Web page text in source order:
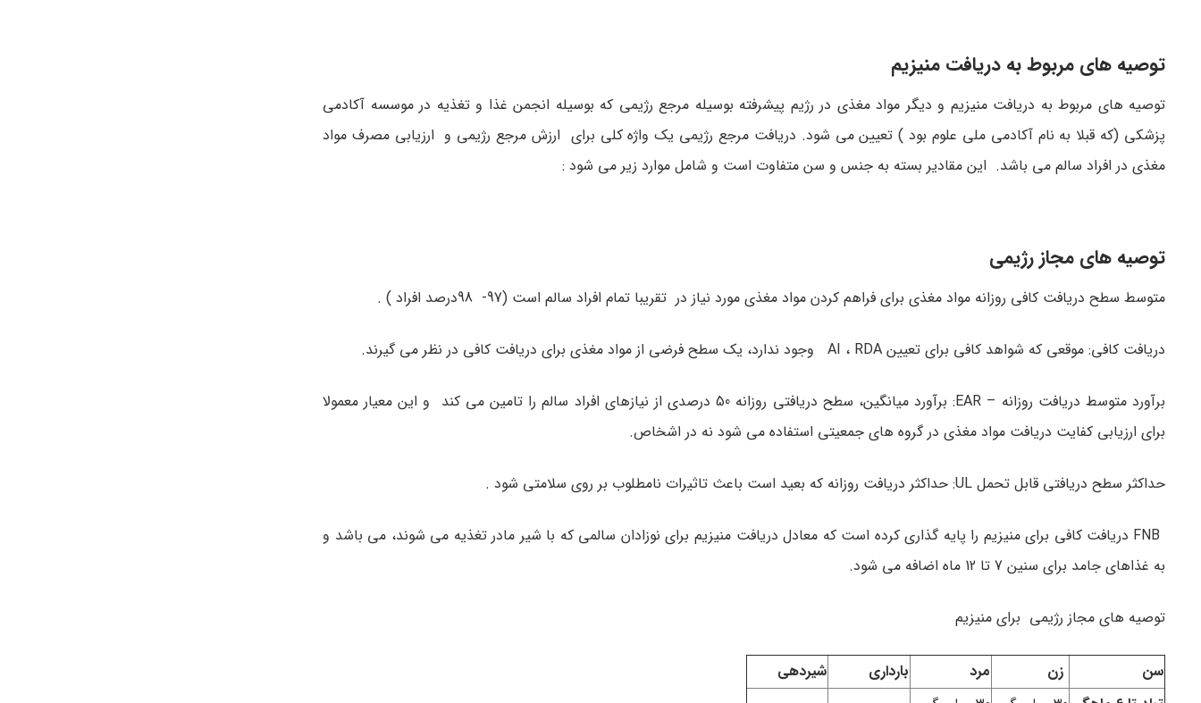
توصیه های مربوط به دریافت منیزیم
توصیه های مربوط به دریافت منیزیم و دیگر مواد مغذی در رژیم پیشرفته بوسیله مرجع رژیمی که بوسیله انجمن غذا و تغذیه در موسسه آکادمی
پزشکی (که قبلا به نام آکادمی ملی علوم بود ) تعیین می شود. دریافت مرجع رژیمی یک واژه کلی برای ارزش مرجع رژیمی و ارزیابی مصرف مواد
مغذی در افراد سالم می باشد. این مقادیر بسته به جنس و سن متفاوت است و شامل موارد زیر می شود :
توصیه های مجاز رژیمی
متوسط سطح دریافت کافی روزانه مواد مغذی برای فراهم کردن مواد مغذی مورد نیاز در تقریبا تمام افراد سالم است (97- 98درصد افراد ) .
دریافت کافی: موقعی که شواهد کافی برای تعیین AI ، RDA وجود ندارد، یک سطح فرضی از مواد مغذی برای دریافت کافی در نظر می گیرند.
برآورد متوسط دریافت روزانه – EAR: برآورد میانگین، سطح دریافتی روزانه 50 درصدی از نیازهای افراد سالم را تامین می کند و این معیار معمولا
برای ارزیابی کفایت دریافت مواد مغذی در گروه های جمعیتی استفاده می شود نه در اشخاص.
حداکثر سطح دریافتی قابل تحمل UL: حداکثر دریافت روزانه که بعید است باعث تاثیرات نامطلوب بر روی سلامتی شود .
FNB دریافت کافی برای منیزیم را پایه گذاری کرده است که معادل دریافت منیزیم برای نوزادان سالمی که با شیر مادر تغذیه می شوند، می باشد و
به غذاهای جامد برای سنین 7 تا 12 ماه اضافه می شود.
توصیه های مجاز رژیمی برای منیزیم
سن زن مرد بارداری
شیردهی